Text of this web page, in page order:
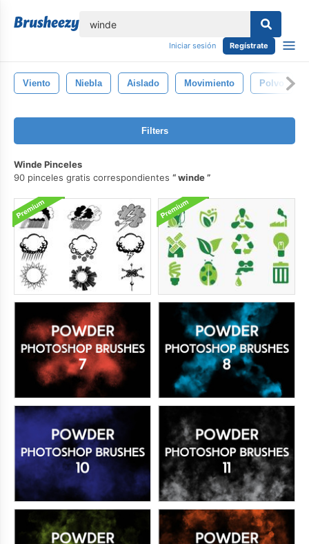
Iniciar sesión Regístrate
Viento Niebla Aislado Movimiento Polvo
Filters
Winde Pinceles
90 pinceles gratis correspondientes
winde